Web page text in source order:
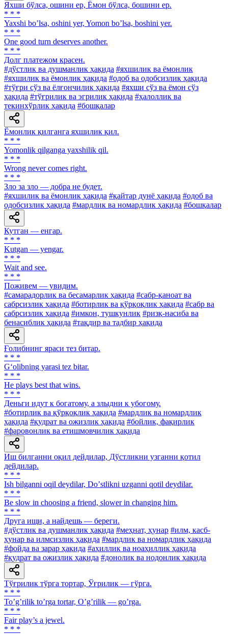
Яхши бўлса, ошини ер, Ёмон бўлса, бошини ер.
* * *
Yaxshi boʼlsa, oshini yer, Yomon boʼlsa, boshini yer.
* * *
One good turn deserves another.
* * *
Долг платежом красен.
#дўстлик ва душманлик ҳақида #яхшилик ва ёмонлик
#яхшилик ва ёмонлик ҳақида #одоб ва одобсизлик ҳақида
#тўғри сўз ва ёлғончилик ҳақида #яхши сўз ва ёмон сўз
ҳақида #тўғрилик ва эгрилик ҳақида #ҳалоллик ва
текинхўрлик ҳақида #бошқалар
Ёмонлик қилганга яхшилик қил.
* * *
Yomonlik qilganga yaxshilik qil.
* * *
Wrong never comes right.
* * *
Зло за зло — добра не будет.
#яхшилик ва ёмонлик ҳақида #қайтар дунё ҳақида #одоб ва
одобсизлик ҳақида #мардлик ва номардлик ҳақида #бошқалар
Кутган — енгар.
* * *
Kutgan — yengar.
* * *
Wait and see.
* * *
Поживем — увидим.
#самарадорлик ва бесамарлик ҳақида #сабр-қаноат ва
сабрсизлик ҳақида #ботирлик ва қўрқоқлик ҳақида #сабр ва
сабрсизлик ҳақида #имкон, тушкунлик #ризқ-насиба ва
бенасиблик ҳақида #тақдир ва тадбир ҳақида
Ғолибнинг яраси тез битар.
* * *
G‘olibning yarasi tez bitar.
* * *
He plays best that wins.
* * *
Деньги идут к богатому, а злыдни к убогому.
#ботирлик ва қўрқоқлик ҳақида #мардлик ва номардлик
ҳақида #қудрат ва ожизлик ҳақида #бойлик, фақирлик
#фаровонлик ва етишмовчилик ҳақида
Иш билганни оқил дейдилар, Дўстликни узганни қотил
дейдилар.
* * *
Ish bilganni oqil deydilar, Doʼstlikni uzganni qotil deydilar.
* * *
Be slow in choosing a friend, slower in changing him.
* * *
Друга ищи, а найдешь — береги.
#дўстлик ва душманлик ҳақида #меҳнат, ҳунар #илм, касб-
ҳунар ва илмсизлик ҳақида #мардлик ва номардлик ҳақида
#фойда ва зарар ҳақида #аҳиллик ва ноаҳиллик ҳақида
#қудрат ва ожизлик ҳақида #донолик ва нодонлик ҳақида
Тўғрилик тўрга тортар, Ўғрилик — гўрга.
* * *
Toʼgʼrilik toʼrga tortar, Oʼgʼrilik — goʼrga.
* * *
Fair play’s a jewel.
* * *